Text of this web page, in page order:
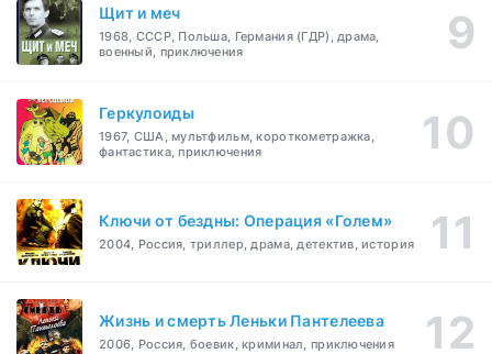
Щит и меч
1968, СССР, Польша, Германия (ГДР), драма,
военный, приключения
Геркулоиды
1967, США, мультфильм, короткометражка,
фантастика, приключения
Ключи от бездны: Операция «Голем»
2004, Россия, триллер, драма, детектив, история
Жизнь и смерть Леньки Пантелеева
2006, Россия, боевик, криминал, приключения